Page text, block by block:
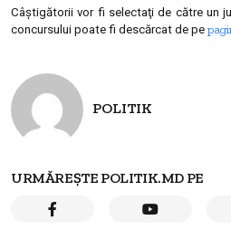
Câştigătorii vor fi selectaţi de către un
concursului poate fi descărcat de pe
POLITIK
URMĂREȘTE POLITIK.MD PE